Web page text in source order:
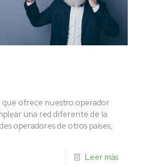
que ofrece nuestro operador
una red diferente de la
operadores de otros países,
Leer más